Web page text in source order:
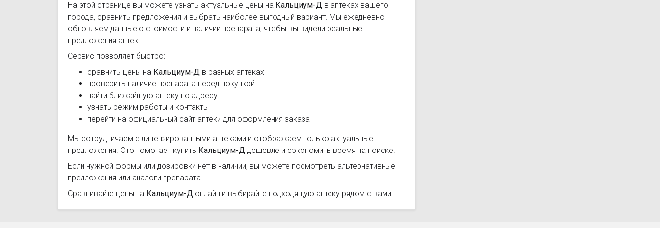
На этой странице вы можете узнать актуальные цены на Кальциум-Д в аптеках вашего
города, сравнить предложения и выбрать наиболее выгодный вариант. Мы ежедневно
обновляем данные о стоимости и наличии препарата, чтобы вы видели реальные
предложения аптек.
Сервис позволяет быстро:
сравнить цены на Кальциум-Д в разных аптеках
проверить наличие препарата перед покупкой
найти ближайшую аптеку по адресу
узнать режим работы и контакты
перейти на официальный сайт аптеки для оформления заказа
Мы сотрудничаем с лицензированными аптеками и отображаем только актуальные
предложения. Это помогает купить Кальциум-Д дешевле и сэкономить время на поиске.
Если нужной формы или дозировки нет в наличии, вы можете посмотреть альтернативные
предложения или аналоги препарата.
Сравнивайте цены на Кальциум-Д онлайн и выбирайте подходящую аптеку рядом с вами.